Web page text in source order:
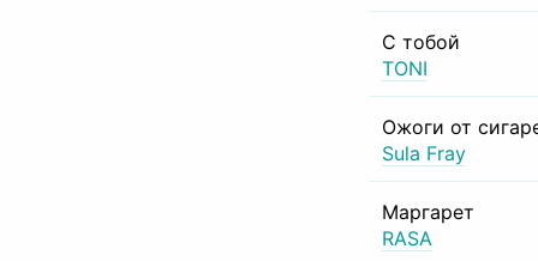
С тобой
TONI
Ожоги от
Sula Fray
Маргарет
RASA